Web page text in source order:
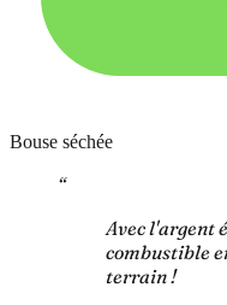
Bouse séchée
“
Avec l'argent
combustible
terrain !